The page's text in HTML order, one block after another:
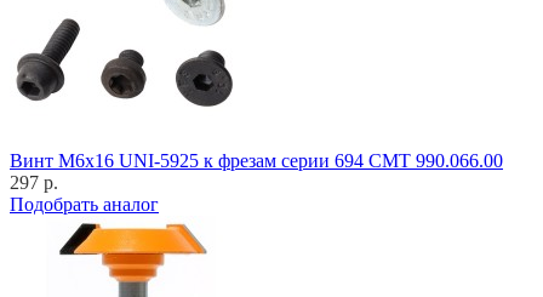
Винт M6x16 UNI-5925 к фрезам серии 694 CMT 990.066.00
297 р.
Подобрать аналог